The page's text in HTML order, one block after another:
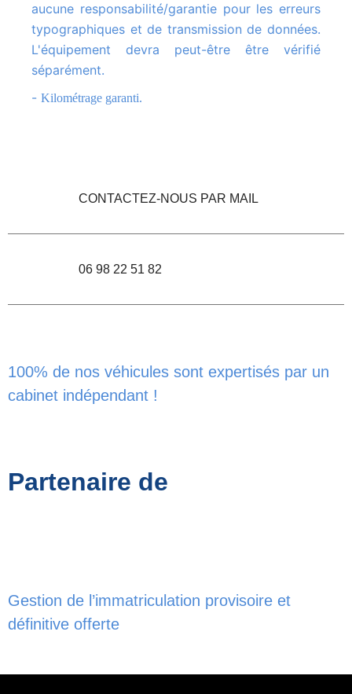
aucune responsabilité/garantie pour les erreurs
typographiques et de transmission de données.
L'équipement devra peut-être être vérifié
séparément.
Kilométrage garanti.
CONTACTEZ-NOUS PAR MAIL
06 98 22 51 82
100% de nos véhicules sont expertisés par un
cabinet indépendant !
Partenaire de
Gestion de l’immatriculation provisoire et
définitive offerte